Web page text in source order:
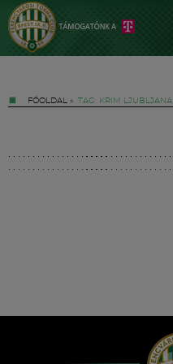
FŐOLDAL » TAG: KRIM LJUBLJANA
Hírek